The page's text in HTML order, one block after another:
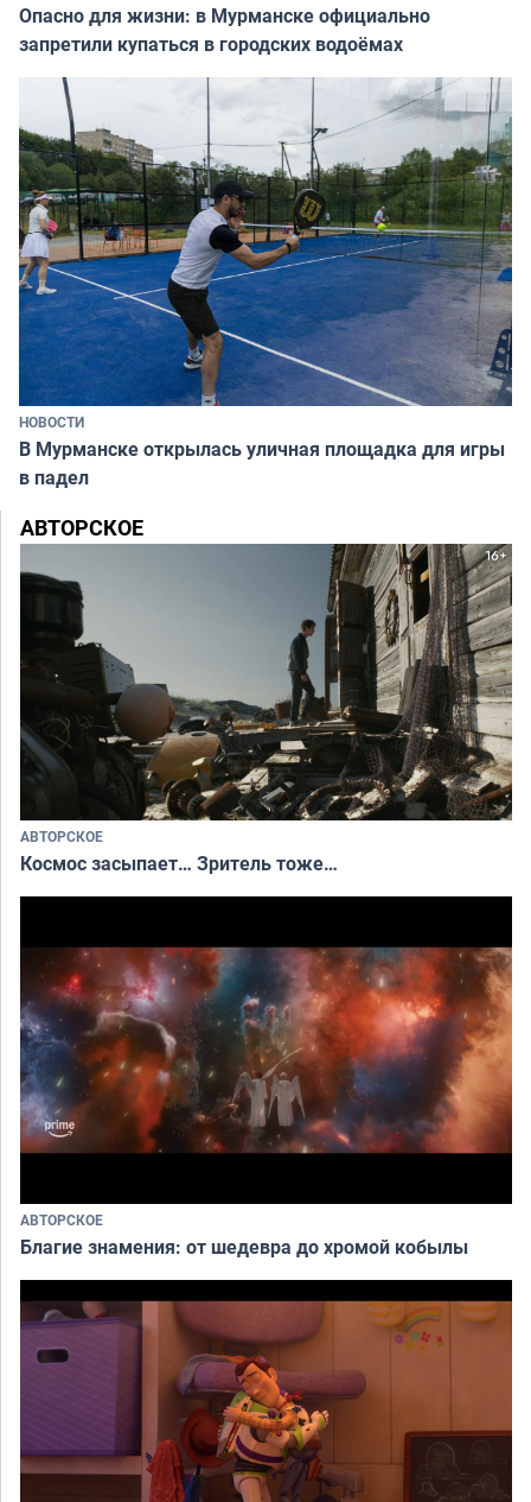
Опасно для жизни: в Мурманске официально
запретили купаться в городских водоёмах
НОВОСТИ
В Мурманске открылась уличная площадка для игры
в падел
АВТОРСКОЕ
АВТОРСКОЕ
Космос засыпает… Зритель тоже…
АВТОРСКОЕ
Благие знамения: от шедевра до хромой кобылы